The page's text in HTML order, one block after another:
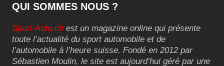
QUI SOMMES NOUS ?
Sport-Auto.ch est un magazine online qui présente
toute l’actualité du sport automobile et de
l’automobile à l’heure suisse. Fondé en 2012 par
Sébastien Moulin, le site est aujourd’hui géré par une